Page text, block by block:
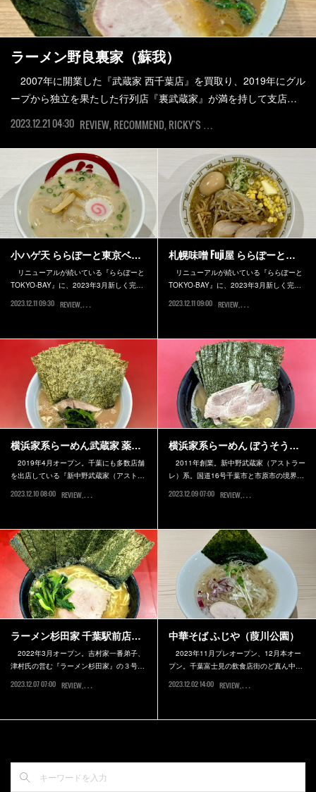
ラーメン野良裏家（蘇我）
2007年に開業した『武蔵家 西千葉店』を買取り、2019年にグル
ープから独立を果たした行列店『裏武蔵家』が満を持して支店…
2023.12.21 04:30 REVIEW RECOMMEND RICKY'S SELECTION
小ハゲ天 ららぽーと東京ベ…
リニューアルが続いている『ららぽーと
TOKYO-BAY』に、2023年3月新しく完…
2023.12.11 09:30 REVIEW 船橋市
札幌味噌 Fuji屋 ららぽーと…
リニューアルが続いている『ららぽーと
TOKYO-BAY』に、2023年3月新しく完…
2023.12.11 09:00 REVIEW 船橋市
横浜家系らーめん武蔵家 薬…
2019年4月オープン。千葉にも多数店舗
を出店している『新中野武蔵家（アスト…
2023.12.10 08:00 REVIEW 船橋市
横浜家系らーめん ぼうそう…
2011年創業。新中野武蔵家（アストラー
レ）系。国道16号千葉市と市原市の境界…
2023.12.09 07:00 REVIEW 市原市
ラーメン杉田家 千葉駅前店…
2022年3月オープン。吉村家一番弟子、
津村氏の営む『ラーメン杉田家』の３号…
2023.12.07 07:00 REVIEW 千葉市中央区
中華そば ふじや（葭川公園）
2023年11月プレオープン、12月本オー
プン。千葉富士見の飲食店街のど真ん中…
2023.12.02 14:00 REVIEW 千葉市中央区